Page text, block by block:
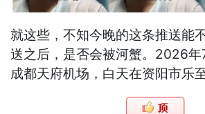
就这些，不知今晚的这条推送能
送之后，是否会被河蟹。2026
成都天府机场，白天在资阳市乐